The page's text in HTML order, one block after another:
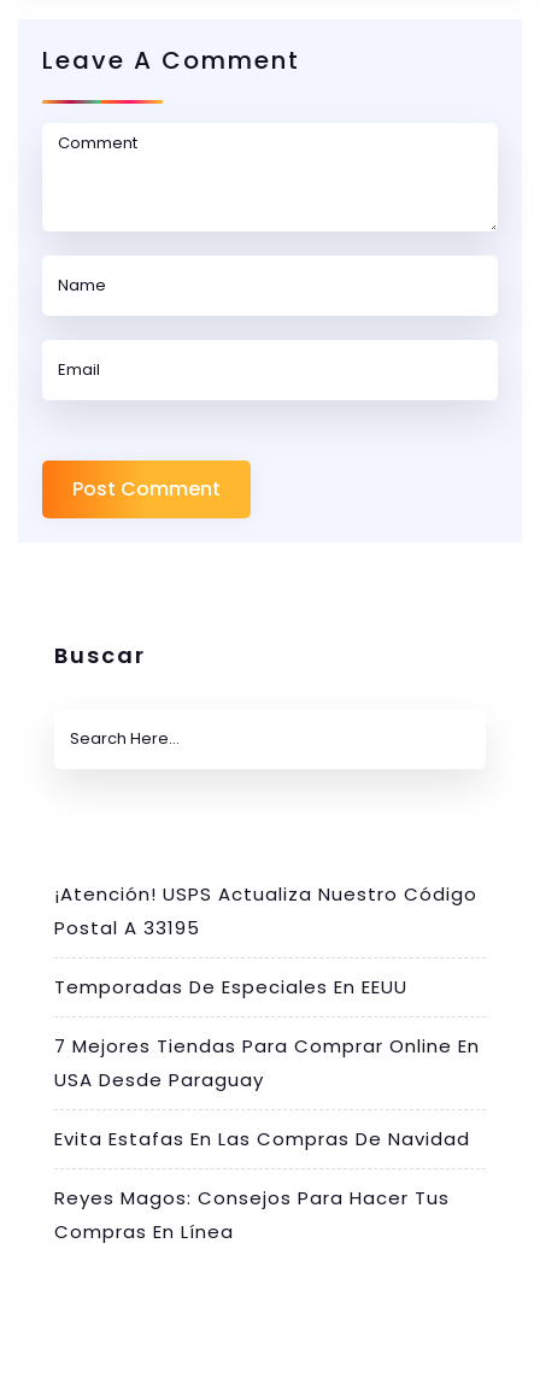
Leave A Comment
Buscar
¡Atención! USPS Actualiza Nuestro Código
Postal A 33195
Temporadas De Especiales En EEUU
7 Mejores Tiendas Para Comprar Online En
USA Desde Paraguay
Evita Estafas En Las Compras De Navidad
Reyes Magos: Consejos Para Hacer Tus
Compras En Línea